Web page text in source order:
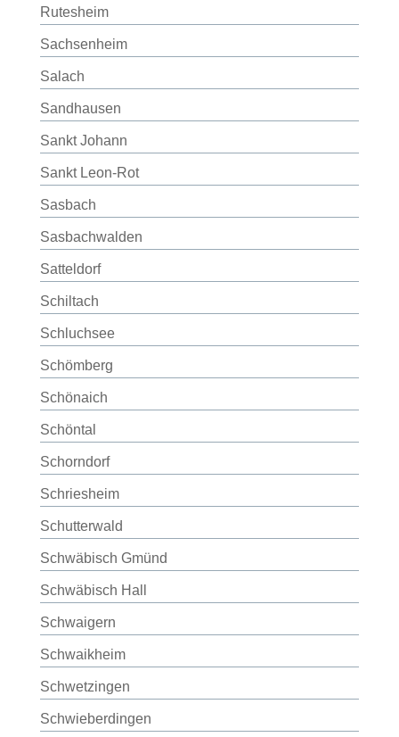
Rutesheim
Sachsenheim
Salach
Sandhausen
Sankt Johann
Sankt Leon-Rot
Sasbach
Sasbachwalden
Satteldorf
Schiltach
Schluchsee
Schömberg
Schönaich
Schöntal
Schorndorf
Schriesheim
Schutterwald
Schwäbisch Gmünd
Schwäbisch Hall
Schwaigern
Schwaikheim
Schwetzingen
Schwieberdingen